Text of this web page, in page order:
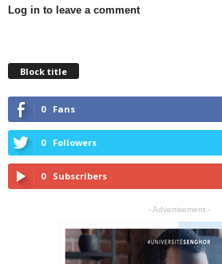
Log in to leave a comment
Block title
0 Fans
0 Followers
0 Subscribers
- Advertisement -